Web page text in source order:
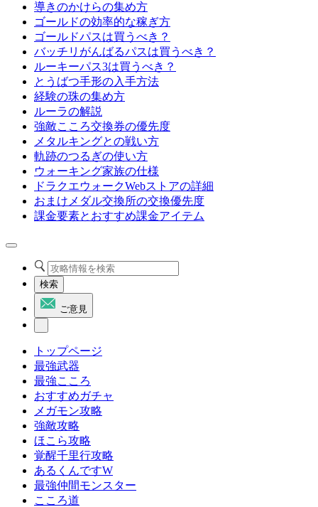
導きのかけらの集め方
ゴールドの効率的な稼ぎ方
ゴールドパスは買うべき？
バッチリがんばるパスは買うべき？
ルーキーパス3は買うべき？
とうばつ手形の入手方法
経験の珠の集め方
ルーラの解説
強敵こころ交換券の優先度
メタルキングとの戦い方
軌跡のつるぎの使い方
ウォーキング家族の仕様
ドラクエウォークWebストアの詳細
おまけメダル交換所の交換優先度
課金要素とおすすめ課金アイテム
検索
ご意見
トップページ
最強武器
最強こころ
おすすめガチャ
メガモン攻略
強敵攻略
ほこら攻略
覚醒千里行攻略
あるくんですW
最強仲間モンスター
こころ道